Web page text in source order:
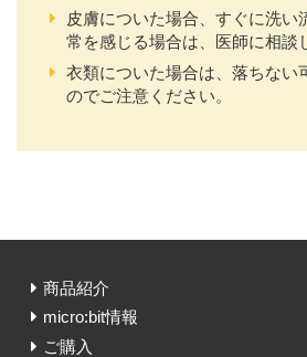
皮膚についた場合、すぐに洗い
常を感じる場合は、医師に相談
衣類についた場合は、落ちない
のでご注意ください。
商品紹介
micro:bit情報
ご購入